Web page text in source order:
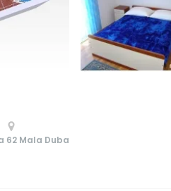
62 Mala Duba